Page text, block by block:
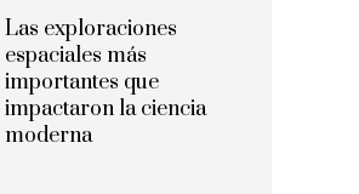
Las exploraciones
espaciales más
importantes que
impactaron la ciencia
moderna